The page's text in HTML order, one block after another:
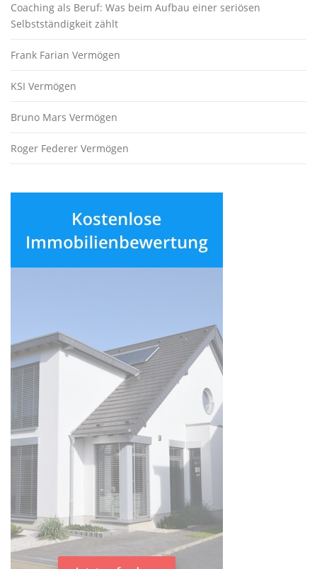
Coaching als Beruf: Was beim Aufbau einer seriösen
Selbstständigkeit zählt
Frank Farian Vermögen
KSI Vermögen
Bruno Mars Vermögen
Roger Federer Vermögen